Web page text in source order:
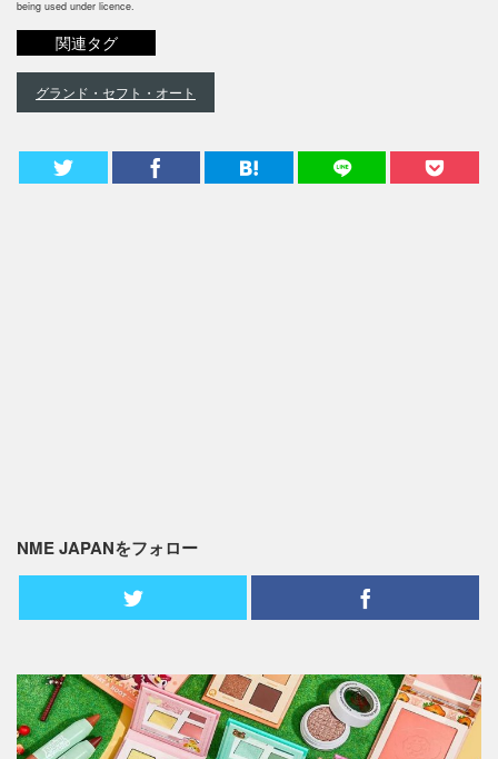
being used under licence.
関連タグ
グランド・セフト・オート
NME JAPANをフォロー